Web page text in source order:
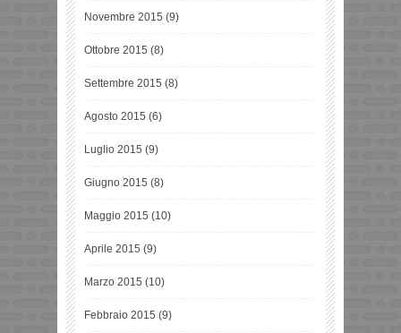
Novembre 2015 (9)
Ottobre 2015 (8)
Settembre 2015 (8)
Agosto 2015 (6)
Luglio 2015 (9)
Giugno 2015 (8)
Maggio 2015 (10)
Aprile 2015 (9)
Marzo 2015 (10)
Febbraio 2015 (9)